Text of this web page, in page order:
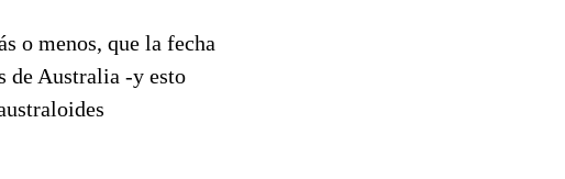
o menos, que la fecha
de Australia -y esto